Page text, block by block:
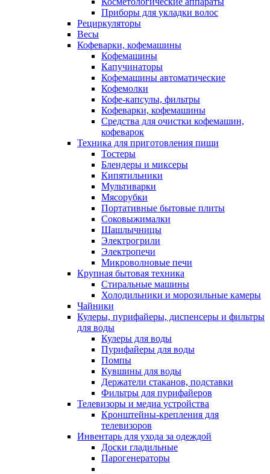
Приборы для укладки волос
Рециркуляторы
Весы
Кофеварки, кофемашины
Кофемашины
Капучинаторы
Кофемашины автоматические
Кофемолки
Кофе-капсулы, фильтры
Кофеварки, кофемашины
Средства для очистки кофемашин,
кофеварок
Техника для приготовления пищи
Тостеры
Блендеры и миксеры
Кипятильники
Мультиварки
Мясорубки
Портативные бытовые плиты
Соковыжималки
Шашлычницы
Электрогрили
Электропечи
Микроволновые печи
Крупная бытовая техника
Стиральные машины
Холодильники и морозильные камеры
Чайники
Кулеры, пурифайеры, диспенсеры и фильтры
для воды
Кулеры для воды
Пурифайеры для воды
Помпы
Кувшины для воды
Держатели стаканов, подставки
Фильтры для пурифайеров
Телевизоры и медиа устройства
Кронштейны-крепления для
телевизоров
Инвентарь для ухода за одеждой
Доски гладильные
Парогенераторы